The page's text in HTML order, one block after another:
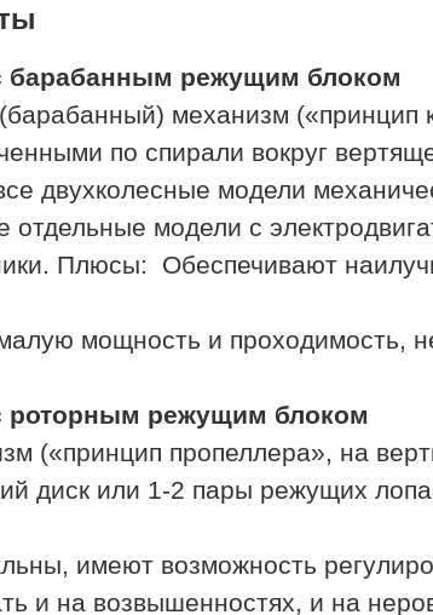
барабанным режущим блоком
механизм
по спирали вокруг
двухколесные модели
отдельные модели с
Плюсы: Обеспечивают
мощность и проходимость,
роторным режущим блоком
(«принцип пропеллера», на
диск или 1-2 пары режущих
имеют возможность
и на возвышенностях, и на